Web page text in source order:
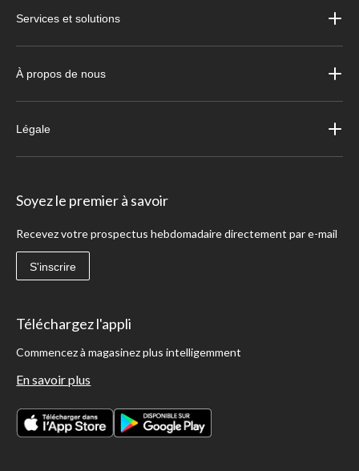
Services et solutions
À propos de nous
Légale
Soyez le premier à savoir
Recevez votre prospectus hebdomadaire directement par e-mail
S'inscrire
Téléchargez l'appli
Commencez à magasinez plus intelligemment
En savoir plus